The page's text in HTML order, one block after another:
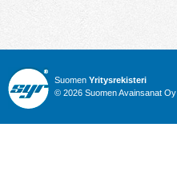
Suomen Yritysrekisteri
© 2026 Suomen Avainsanat Oy